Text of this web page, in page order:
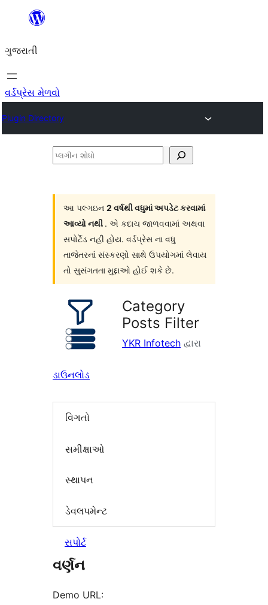
કંટેન્ટ(લખાણ)
જાઓ
ગુજરાતી
વર્ડપ્રેસ મેળવો
Plugin Directory
પ્લગીન
આ પલ્ગઇન 2 વર્ષથી વધુમાં અપડેટ કરવામાં
આવ્યો નથી . એ કદાચ જાળવવામાં અથવા
સપોર્ટેડ નહી હોય. વર્ડપ્રેસ ના વધુ
તાજેતરનાં સંસ્કરણો સાથે ઉપયોગમાં લેવાય
તો સુસંગતતા મુદ્દાઓ હોઈ શકે છે.
Category
Posts Filter
YKR Infotech દ્વારા
ડાઉનલોડ
વિગતો
સમીક્ષાઓ
સ્થાપન
ડેવલપમેન્ટ
સપોર્ટ
વર્ણન
Demo URL: